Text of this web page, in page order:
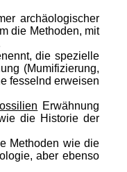
archäologischer
die Methoden, mit
die spezielle
(Mumifizierung,
fesselnd erweisen
Erwähnung
die Historie der
Methoden wie die
aber ebenso